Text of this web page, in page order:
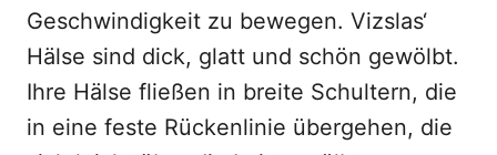
Geschwindigkeit zu bewegen. Vizslas‘
Hälse sind dick, glatt und schön gewölbt.
Ihre Hälse fließen in breite Schultern, die
in eine feste Rückenlinie übergehen, die